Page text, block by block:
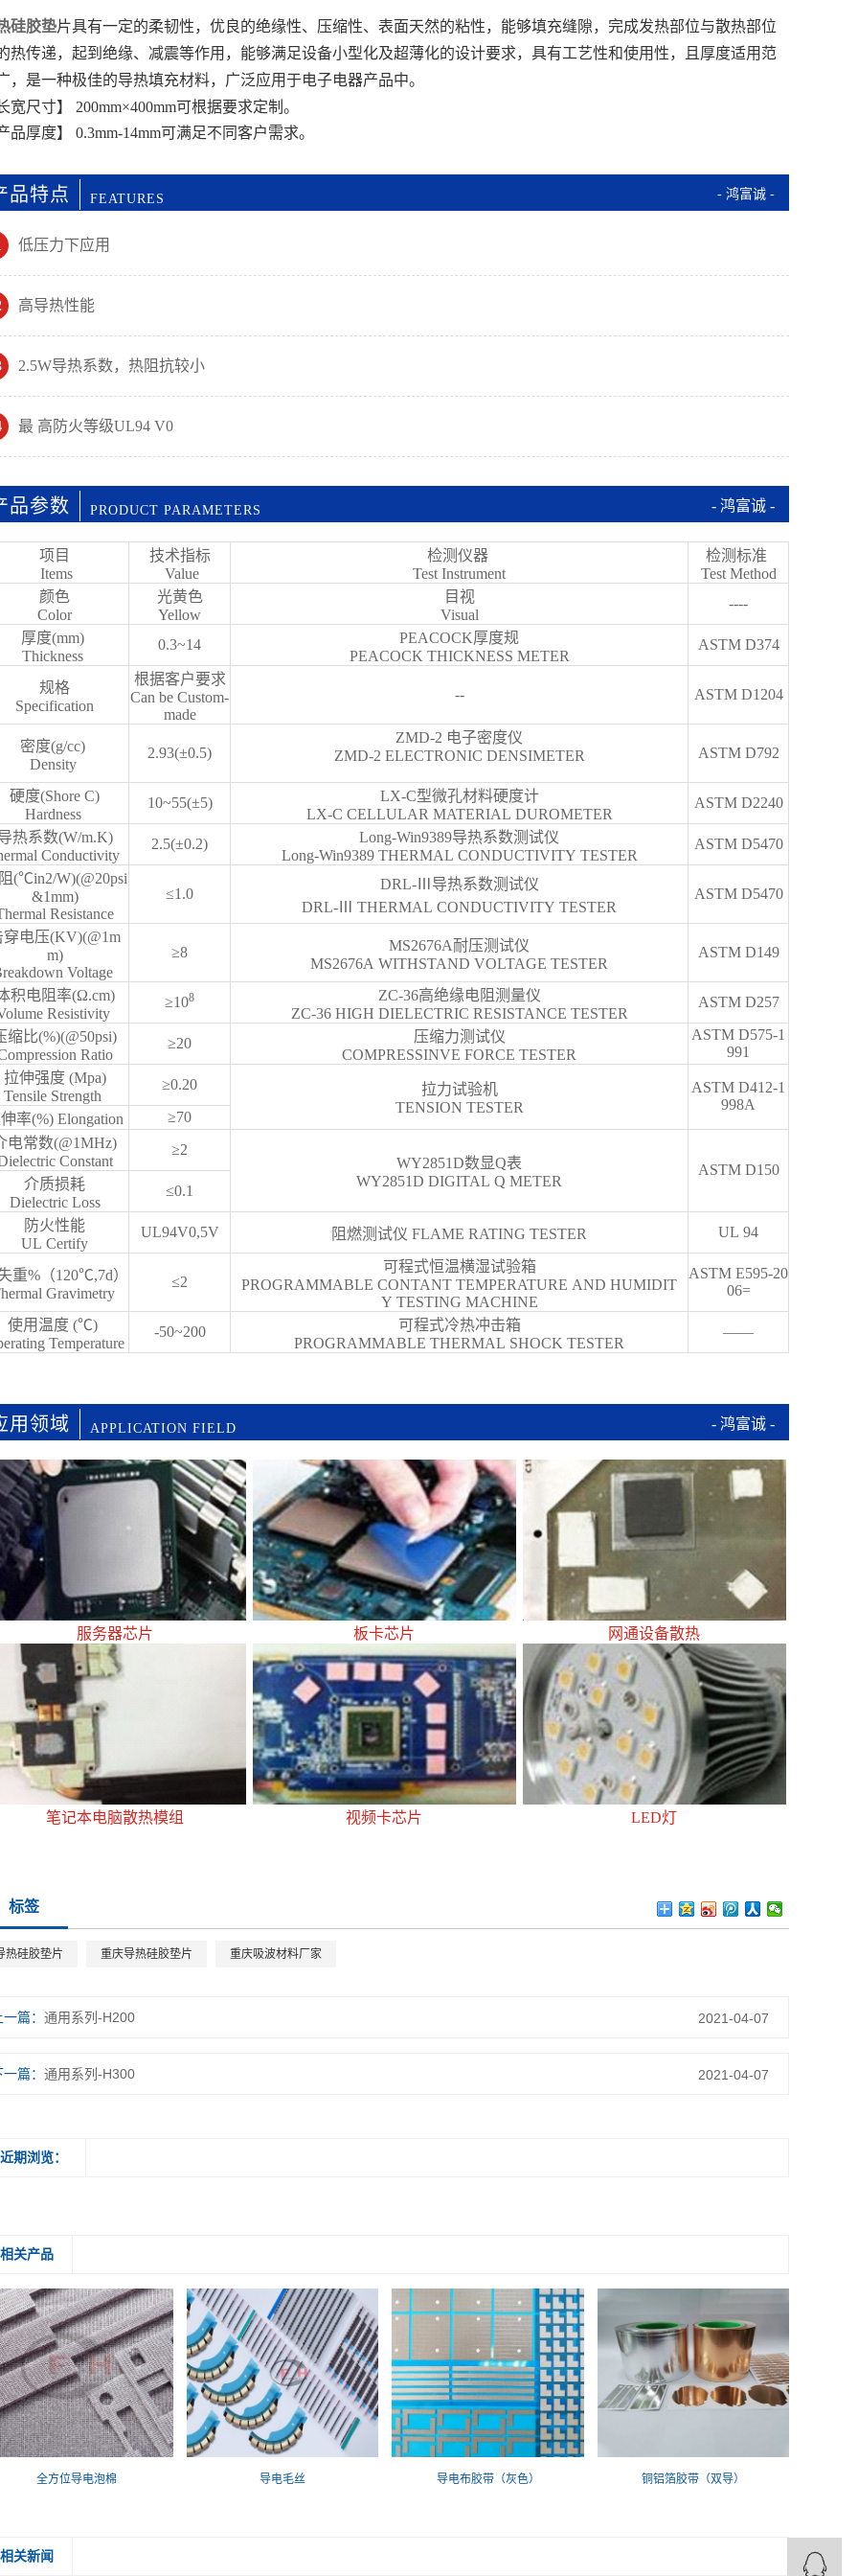
硅胶垫片具有一定的柔韧性，优良的绝缘性、压缩性、表面天然的粘性，能够填充缝隙，完成发热部位与散热部位
热传递，起到绝缘、减震等作用，能够满足设备小型化及超薄化的设计要求，具有工艺性和使用性，且厚度适用范
，是一种极佳的导热填充材料，广泛应用于电子电器产品中。
宽尺寸】 200mm×400mm可根据要求定制。
品厚度】 0.3mm-14mm可满足不同客户需求。
品特点 FEATURES - 鸿富诚 -
低压力下应用
高导热性能
2.5W导热系数，热阻抗较小
最 高防火等级UL94 V0
品参数 PRODUCT PARAMETERS - 鸿富诚 -
项目
Items
技术指标
Value
检测仪器
Test Instrument
检测标准
Test Method
颜色
Color
光黄色
Yellow
目视
Visual
----
厚度(mm)
Thickness
0.3~14
PEACOCK厚度规
PEACOCK THICKNESS METER
ASTM D374
规格
Specification
根据客户要求
Can be Custom-
made
-- ASTM D1204
密度(g/cc)
Density
2.93(±0.5)
ZMD-2 电子密度仪
ZMD-2 ELECTRONIC DENSIMETER
ASTM D792
硬度(Shore C)
Hardness
10~55(±5)
LX-C型微孔材料硬度计
LX-C CELLULAR MATERIAL DUROMETER
ASTM D2240
热系数(W/m.K)
Conductivity
2.5(±0.2)
Long-Win9389导热系数测试仪
Long-Win9389 THERMAL CONDUCTIVITY TESTER
ASTM D5470
(℃in2/W)(@20psi
&1mm)
Resistance
≤1.0
DRL-Ⅲ导热系数测试仪
DRL-Ⅲ THERMAL CONDUCTIVITY TESTER
ASTM D5470
穿电压(KV)(@1m
m)
Voltage
≥8
MS2676A耐压测试仪
MS2676A WITHSTAND VOLTAGE TESTER
ASTM D149
积电阻率(Ω.cm)
Resistivity
≥108
ZC-36高绝缘电阻测量仪
ZC-36 HIGH DIELECTRIC RESISTANCE TESTER
ASTM D257
缩比(%)(@50psi)
Ratio
≥20
压缩力测试仪
COMPRESSINVE FORCE TESTER
ASTM D575-1
991
拉伸强度 (Mpa)
Tensile Strength
≥0.20
拉力试验机
TENSION TESTER
ASTM D412-1
998A
率(%) Elongation
≥70
电常数(@1MHz)
Constant
≥2
WY2851D数显Q表
WY2851D DIGITAL Q METER
ASTM D150
介质损耗
Dielectric Loss
≤0.1
防火性能
UL Certify
UL94V0,5V 阻燃测试仪 FLAME RATING TESTER UL 94
重%（120℃,7d）
Gravimetry
≤2
可程式恒温横湿试验箱
PROGRAMMABLE CONTANT TEMPERATURE AND HUMIDIT
Y TESTING MACHINE
ASTM E595-20
06=
使用温度 (℃)
Temperature
-50~200
可程式冷热冲击箱
PROGRAMMABLE THERMAL SHOCK TESTER
——
用领域 APPLICATION FIELD - 鸿富诚 -
服务器芯片 板卡芯片 网通设备散热
笔记本电脑散热模组 视频卡芯片 LED灯
标签
热硅胶垫片 重庆​导热硅胶垫片 重庆吸波材料厂家
篇： 通用系列-H200 2021-04-07
篇： 通用系列-H300 2021-04-07
近期浏览：
相关产品
全方位导电泡棉 导电毛丝 导电布胶带（灰色） 铜铝箔胶带（双导）
相关新闻